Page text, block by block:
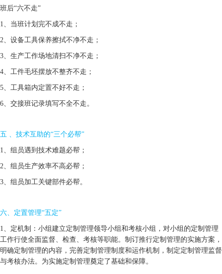
班后“六不走”
1、当班计划完不成不走；
2、设备工具保养擦拭不净不走；
3、生产工作场地清扫不净不走；
4、工件毛坯摆放不整齐不走；
5、工具箱内定置不好不走；
6、交接班记录填写不全不走。
五 、技术互助的“三个必帮”
1、组员遇到技术难题必帮；
2、组员生产效率不高必帮；
3、组员加工关键部件必帮。
六、定置管理“五定”
1、定机制：小组建立定制管理领导小组和考核小组，对小组的定制管理
工作行使全面监督、检查、考核等职能。制订推行定制管理的实施方案，
明确定制管理的内容，完善定制管理制度和运作机制，制定定制管理监督
与考核办法。为实施定制管理奠定了基础和保障。